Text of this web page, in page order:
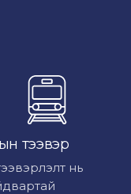
тээвэр
нь